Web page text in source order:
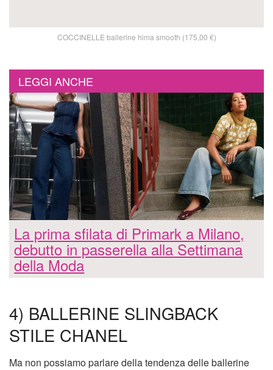
COCCINELLE ballerine hima smooth (175,00 €)
LEGGI ANCHE
La prima sfilata di Primark a Milano,
debutto in passerella alla Settimana
della Moda
4) BALLERINE SLINGBACK
STILE CHANEL
Ma non possiamo parlare della tendenza delle ballerine